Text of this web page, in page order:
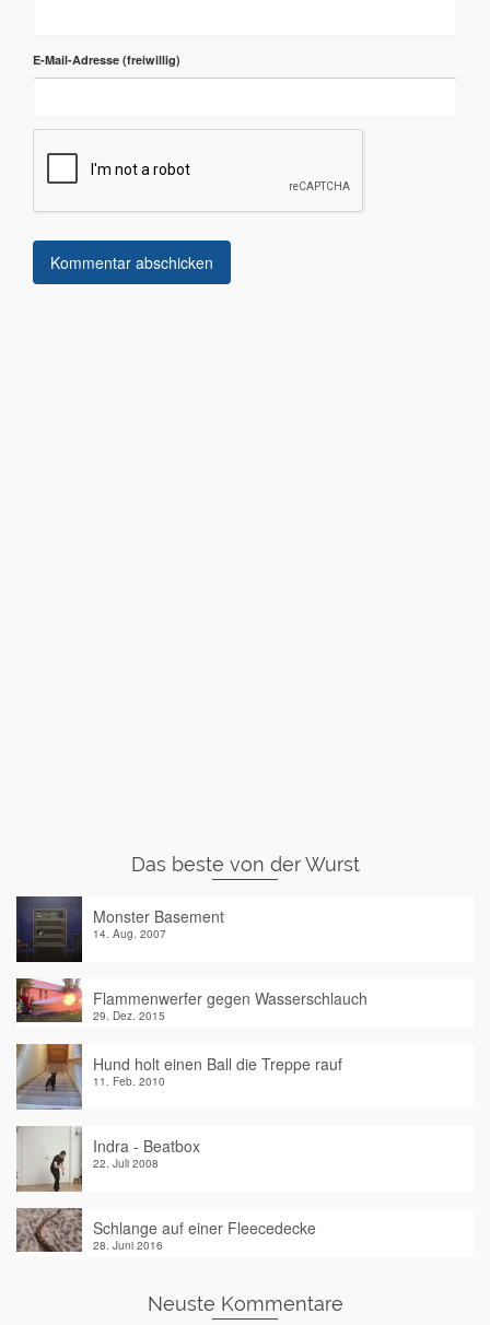
E-Mail-Adresse
Das beste von der Wurst
Monster Basement
14. Aug. 2007
Flammenwerfer gegen Wasserschlauch
29. Dez. 2015
Hund holt einen Ball die Treppe rauf
11. Feb. 2010
Indra - Beatbox
22. Juli 2008
Schlange auf einer Fleecedecke
28. Juni 2016
Neuste Kommentare